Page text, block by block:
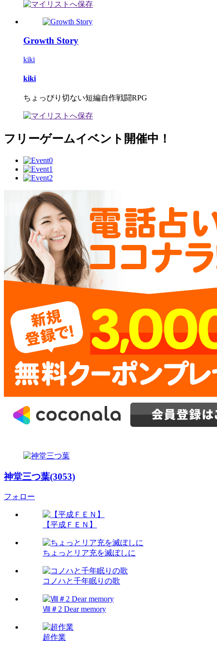
Growth Story
kiki
kiki
ちょっぴり切ない短編自作戦闘RPG
フリーゲームイベント開催中！
神堂三つ葉(3053)
フォロー
【平成ＦＥＮ】
ちょっとリア充を滅ぼしに
コノハと千年眠りの歌
Ⅷ＃2 Dear memory
超作業